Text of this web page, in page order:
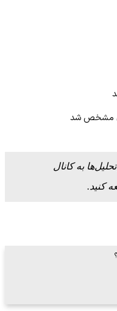
مشخص شد
به کانال
کنید.